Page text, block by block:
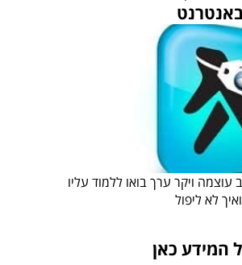
עוצמה ויקר ערך בואו ללמוד עליו
לא ליפול
המידע כאן